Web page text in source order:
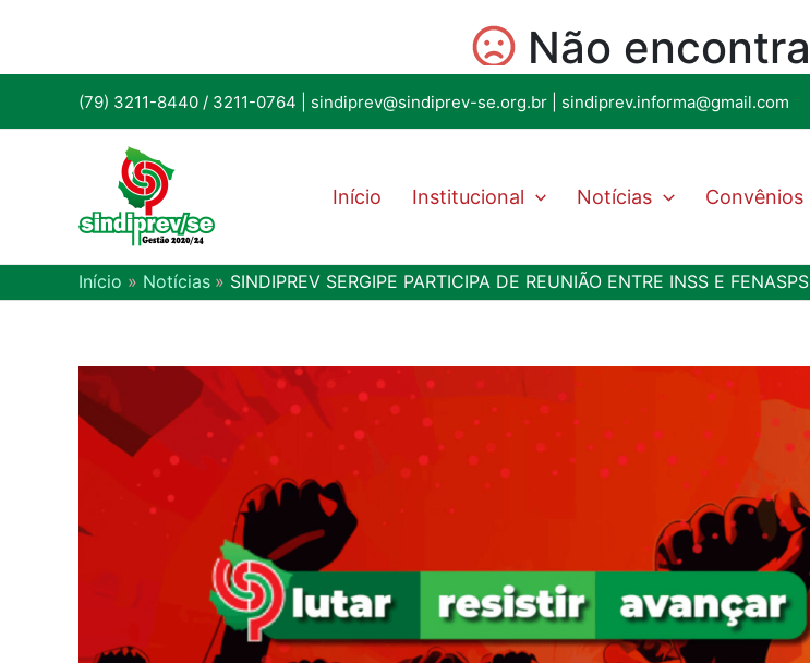
(79) 3211-8440 / 3211-0764 sindiprev@sindiprev-se.org.br sindiprev.informa@gmail.com
Início Institucional Notícias Convênios
Início Notícias SINDIPREV SERGIPE PARTICIPA DE REUNIÃO ENTRE INSS E FENASPS